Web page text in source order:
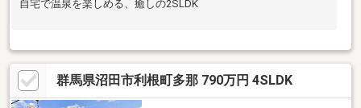
自宅で温泉を楽しめる、癒しの2SLDK
群馬県沼田市利根町多那 790万円 4SLDK